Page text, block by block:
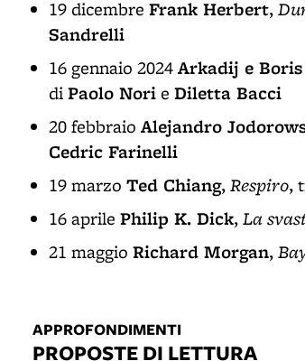
19 dicembre Frank Herbert,
Sandrelli
16 gennaio 2024Arkadij e
diPaolo Nori e Diletta Bacci
20 febbraio Alejandro
Cedric Farinelli
19 marzo Ted Chiang,Respiro,
16 aprile Philip K. Dick,La
21 maggio Richard Morgan,
APPROFONDIMENTI
PROPOSTE DI LETTURA